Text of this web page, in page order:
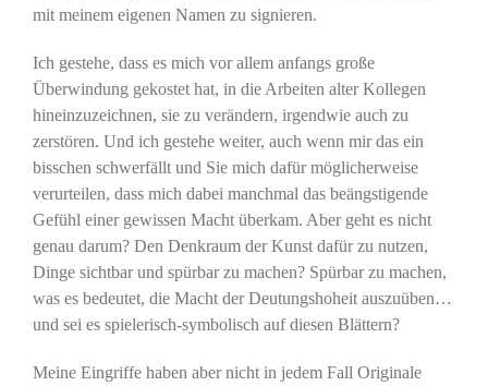
mit meinem eigenen Namen zu signieren.
Ich gestehe, dass es mich vor allem anfangs große
Überwindung gekostet hat, in die Arbeiten alter Kollegen
hineinzuzeichnen, sie zu verändern, irgendwie auch zu
zerstören. Und ich gestehe weiter, auch wenn mir das ein
bisschen schwerfällt und Sie mich dafür möglicherweise
verurteilen, dass mich dabei manchmal das beängstigende
Gefühl einer gewissen Macht überkam. Aber geht es nicht
genau darum? Den Denkraum der Kunst dafür zu nutzen,
Dinge sichtbar und spürbar zu machen? Spürbar zu machen,
was es bedeutet, die Macht der Deutungshoheit auszuüben…
und sei es spielerisch-symbolisch auf diesen Blättern?
Meine Eingriffe haben aber nicht in jedem Fall Originale